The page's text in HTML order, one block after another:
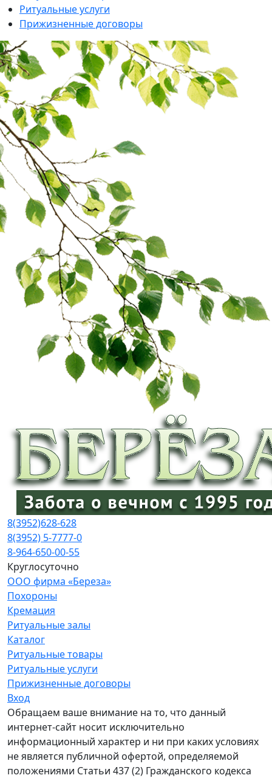
Ритуальные услуги
Прижизненные договоры
8(3952)628-628
8(3952) 5-7777-0
8-964-650-00-55
Круглосуточно
ООО фирма «Береза»
Похороны
Кремация
Ритуальные залы
Каталог
Ритуальные товары
Ритуальные услуги
Прижизненные договоры
Вход
Обращаем ваше внимание на то, что данный
интернет-сайт носит исключительно
информационный характер и ни при каких условиях
не является публичной офертой, определяемой
положениями Статьи 437 (2) Гражданского кодекса